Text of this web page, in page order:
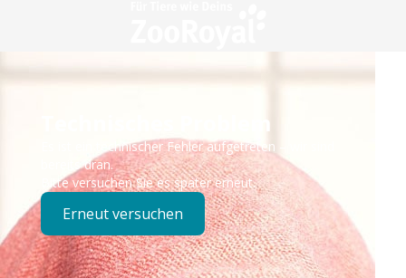
Technisches Problem
Es ist ein technischer Fehler aufgetreten – wir sind
bereits dran.
Bitte versuchen Sie es später erneut.
Erneut versuchen